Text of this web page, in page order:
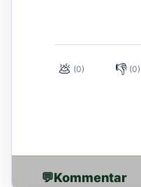
💩 (0) 👎 (0)
💬